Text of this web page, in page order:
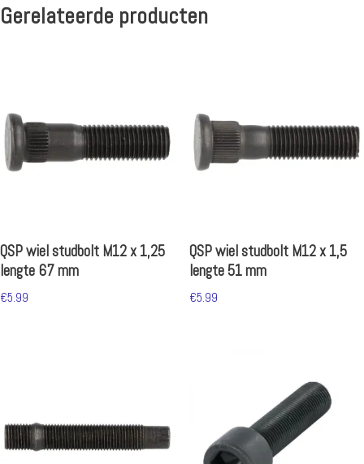
Gerelateerde producten
QSP wiel studbolt M12 x 1,25
lengte 67 mm
€5.99
QSP wiel studbolt M12 x 1,5
lengte 51 mm
€5.99